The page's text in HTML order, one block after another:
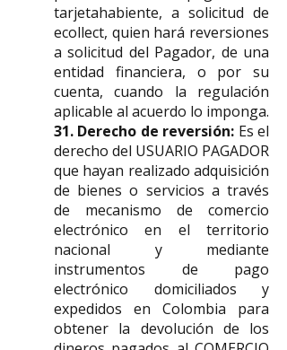
tarjetahabiente, a solicitud de
ecollect, quien hará reversiones
a solicitud del Pagador, de una
entidad financiera, o por su
cuenta, cuando la regulación
aplicable al acuerdo lo imponga.
31. Derecho de reversión: Es el
derecho del USUARIO PAGADOR
que hayan realizado adquisición
de bienes o servicios a través
de mecanismo de comercio
electrónico en el territorio
nacional y mediante
instrumentos de pago
electrónico domiciliados y
expedidos en Colombia para
obtener la devolución de los